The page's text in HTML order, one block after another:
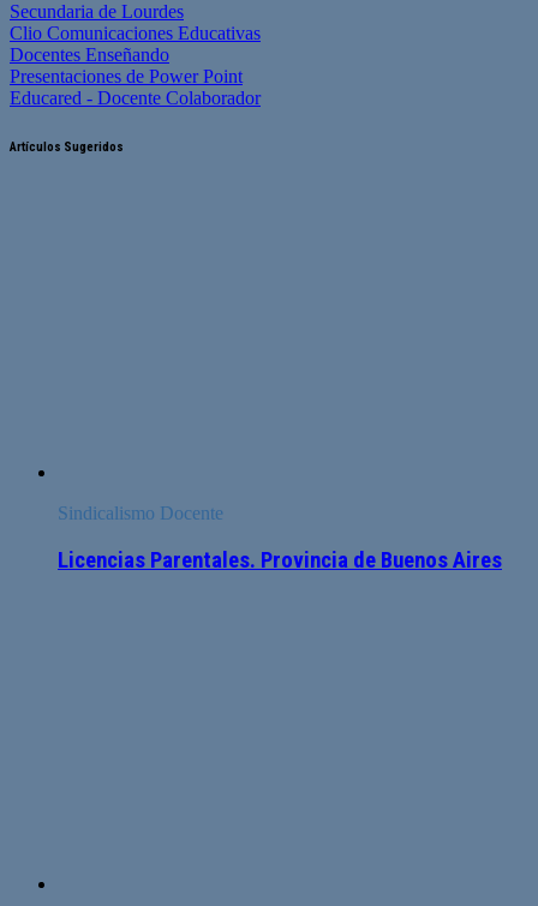
Secundaria de Lourdes
Clio Comunicaciones Educativas
Docentes Enseñando
Presentaciones de Power Point
Educared - Docente Colaborador
Artículos Sugeridos
Sindicalismo Docente
Licencias Parentales. Provincia de Buenos Aires